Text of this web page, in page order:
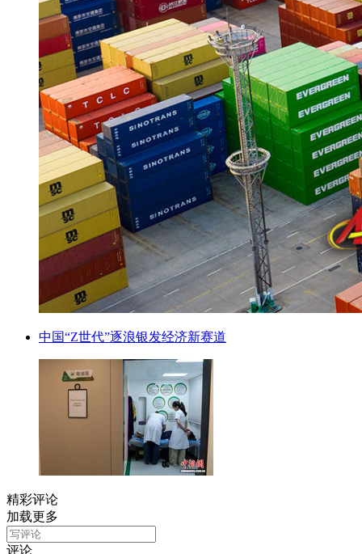
中国“Z世代”逐浪银发经济新赛道
精彩评论
加载更多
评论